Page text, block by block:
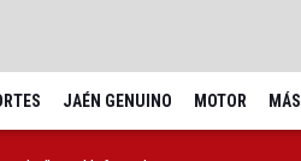
JAÉN GENUINO MOTOR MÁS